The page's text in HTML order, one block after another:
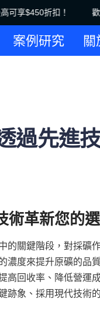
享$450折扣！ 歡
案例研究 關
過先進
的關鍵階段，對採礦
濃度來提升原礦的品
高回收率、降低營運
跡象、採用現代技